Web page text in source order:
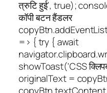
त्रुटि हुई’, true);
कॉपी बटन हैंडलर
=> { try { await
showToast(‘CSS
originalText =
copyBtn.textContent =